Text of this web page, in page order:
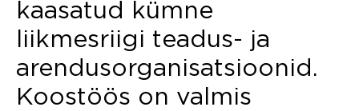
kaasatud kümne
liikmesriigi teadus- ja
arendusorganisatsioonid.
Koostöös on valmis